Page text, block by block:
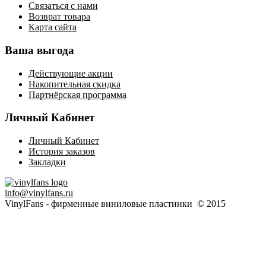
Связаться с нами
Возврат товара
Карта сайта
Ваша выгода
Действующие акции
Накопительная скидка
Партнёрская программа
Личный Кабинет
Личный Кабинет
История заказов
Закладки
info@vinylfans.ru
VinylFans - фирменные виниловые пластинки © 2015